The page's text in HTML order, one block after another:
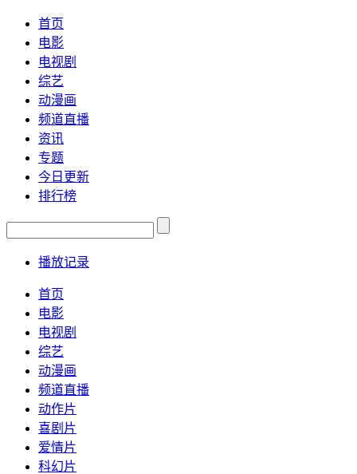
首页
电影
电视剧
综艺
动漫画
频道直播
资讯
专题
今日更新
排行榜
播放记录
首页
电影
电视剧
综艺
动漫画
频道直播
动作片
喜剧片
爱情片
科幻片